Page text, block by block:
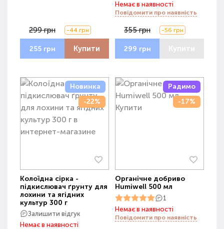
299 грн -44 грн
255 грн Купити
Немає в наявності
Повідомити про наявність
355 грн -56 грн
299 грн Купити
Новинка
-22%
Колоїдна сірка -
підкислювач ґрунту для
лохини та ягідних
культур 300 г
Залишити відгук
Немає в наявності
Радимо
-17%
Органічне добриво
Humiwell 500 мл
1
Немає в наявності
Повідомити про наявність